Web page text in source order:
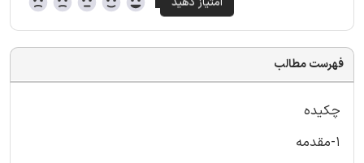
فهرست مطالب
چکیده
1-مقدمه